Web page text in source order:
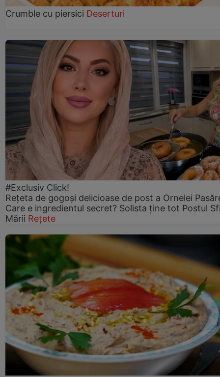
Crumble cu piersici Deserturi
#Exclusiv Click!
Rețeta de gogoşi delicioase de post a Ornelei
Care e ingredientul secret? Solista ține tot Postul
Mării Rețete